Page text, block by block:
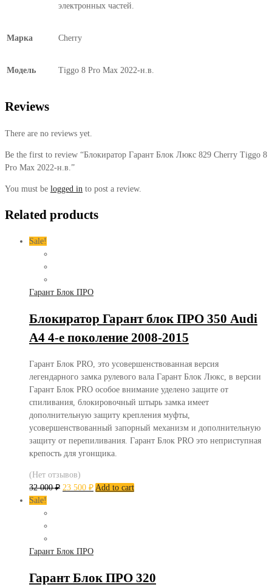
электронных частей.
Марка Cherry
Модель Tiggo 8 Pro Max 2022-н.в.
Reviews
There are no reviews yet.
Be the first to review “Блокиратор Гарант Блок Люкс 829 Cherry Tiggo 8
Pro Max 2022-н.в.”
You must be logged in to post a review.
Related products
Sale!
Гарант Блок ПРО
Блокиратор Гарант блок ПРО 350 Audi
A4 4-е поколение 2008-2015
Гарант Блок PRO, это усовершенствованная версия
легендарного замка рулевого вала Гарант Блок Люкс, в версии
Гарант Блок PRO особое внимание уделено защите от
спиливания, блокировочный штырь замка имеет
дополнительную защиту крепления муфты,
усовершенствованный запорный механизм и дополнительную
защиту от перепиливания. Гарант Блок PRO это неприступная
крепость для угонщика.
(Нет отзывов)
32 000₽ 23 500 ₽ Add to cart
Sale!
Гарант Блок ПРО
Гарант Блок ПРО 320